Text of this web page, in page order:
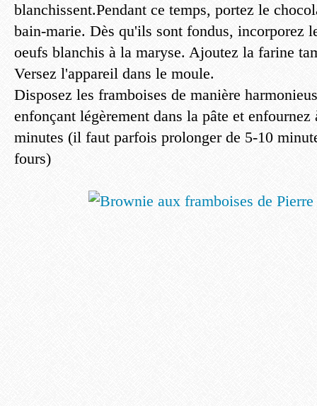
blanchissent.Pendant ce temps, portez le
bain-marie. Dès qu'ils sont fondus, incorporez
oeufs blanchis à la maryse. Ajoutez la farine
Versez l'appareil dans le moule.
Disposez les framboises de manière
enfonçant légèrement dans la pâte et enfournez
minutes (il faut parfois prolonger de 5-10
fours)